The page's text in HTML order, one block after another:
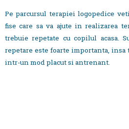
Pe parcursul terapiei logopedice
fise care sa va ajute in realizarea
trebuie repetate cu copilul acasa.
repetare este foarte importanta, insa
intr-un mod placut si antrenant.